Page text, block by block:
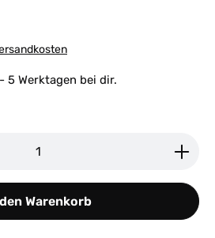
Werktagen bei dir.
den gewünschten Wert ein
Warenkorb